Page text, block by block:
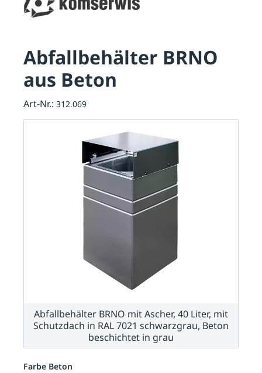
Farbe Beton
Abfallbehälter BRNO
aus Beton
Art-Nr.: 312.069
Abfallbehälter BRNO mit Ascher, 40 Liter, mit
Schutzdach in RAL 7021 schwarzgrau, Beton
beschichtet in grau